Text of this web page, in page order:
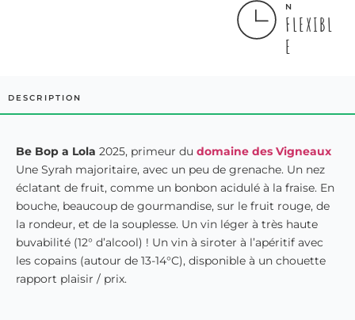
N
FLEXIBL
E
DESCRIPTION
Be Bop a Lola 2025, primeur du domaine des Vigneaux
Une Syrah majoritaire, avec un peu de grenache. Un nez
éclatant de fruit, comme un bonbon acidulé à la fraise. En
bouche, beaucoup de gourmandise, sur le fruit rouge, de
la rondeur, et de la souplesse. Un vin léger à très haute
buvabilité (12° d’alcool) ! Un vin à siroter à l’apéritif avec
les copains (autour de 13-14°C), disponible à un chouette
rapport plaisir / prix.